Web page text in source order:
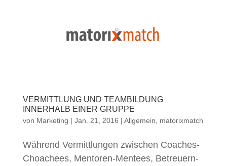
VERMITTLUNG UND TEAMBILDUNG
INNERHALB EINER GRUPPE
von Marketing | Jan. 21, 2016 | Allgemein matorixmatch
Während Vermittlungen zwischen Coaches-
Choachees, Mentoren-Mentees, Betreuern-